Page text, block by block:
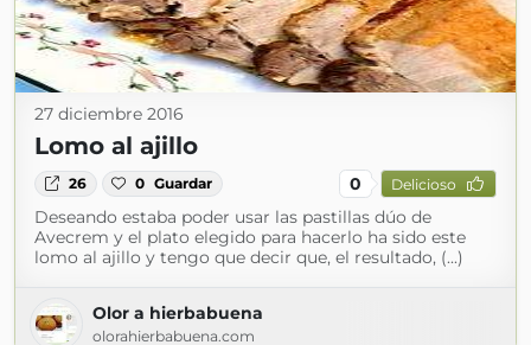
27 diciembre 2016
Lomo al ajillo
26 0 Guardar 0 Delicioso
Deseando estaba poder usar las pastillas dúo de
Avecrem y el plato elegido para hacerlo ha sido este
lomo al ajillo y tengo que decir que, el resultado, (...)
Olor a hierbabuena
olorahierbabuena.com